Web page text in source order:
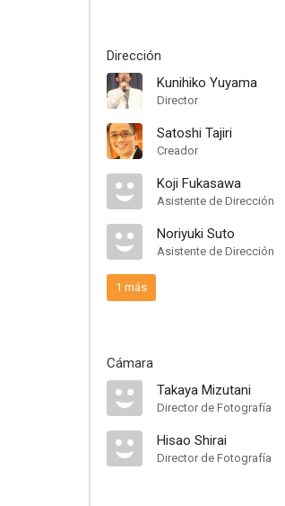
Dirección
Kunihiko Yuyama
Director
Satoshi Tajiri
Creador
Koji Fukasawa
Asistente de Dirección
Noriyuki Suto
Asistente de Dirección
1 más
Cámara
Takaya Mizutani
Director de Fotografía
Hisao Shirai
Director de Fotografía